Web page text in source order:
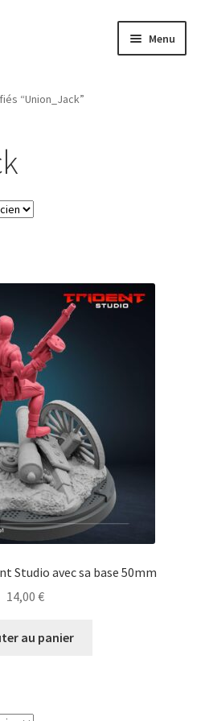
Menu
“Union_Jack”
Studio avec sa base 50mm
14,00 €
au panier